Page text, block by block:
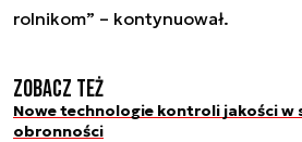
rolnikom” – kontynuował.
Zobacz też
Nowe technologie kontroli jakości w
obronności